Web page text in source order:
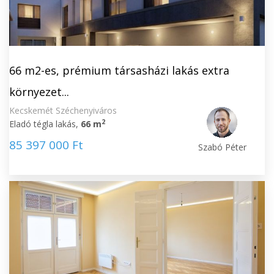
66 m2-es, prémium társasházi lakás extra
környezet...
Kecskemét Széchenyiváros
Eladó tégla lakás, 66 m2
85 397 000 Ft Szabó Péter